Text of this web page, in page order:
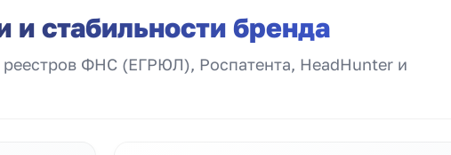
и стабильности бренда
ФНС (ЕГРЮЛ), Роспатента, HeadHunter и